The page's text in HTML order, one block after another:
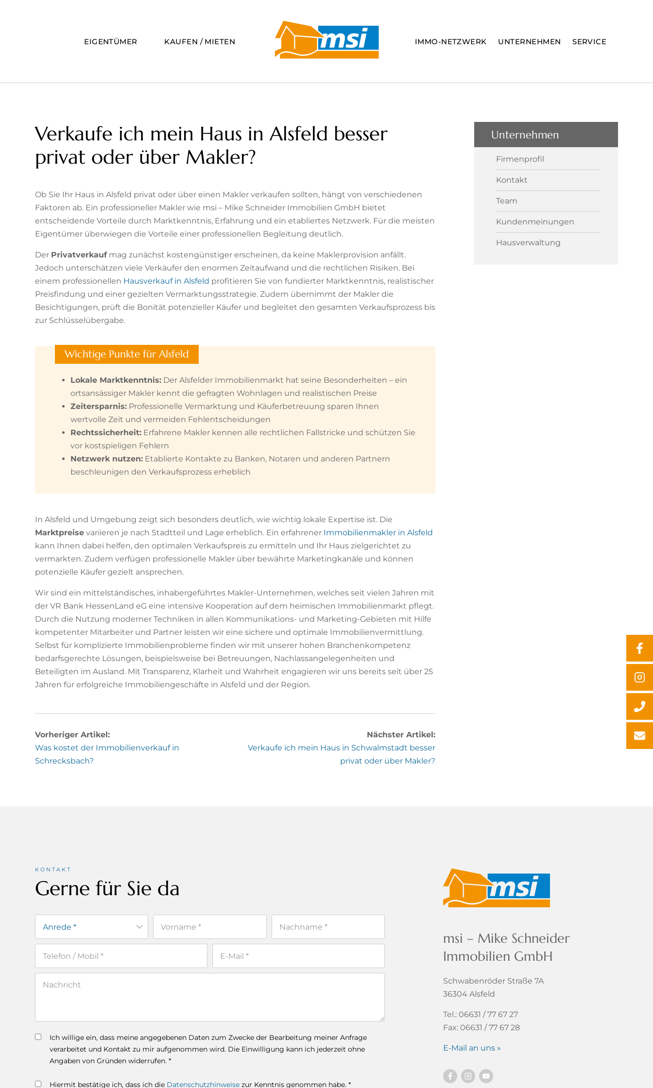
EIGENTÜMER
KAUFEN / MIETEN IMMO-NETZWERK UNTERNEHMEN SERVICE
Verkaufe ich mein Haus in Alsfeld besser
privat oder über Makler?
Ob Sie Ihr Haus in Alsfeld privat oder über einen Makler verkaufen sollten, hängt von verschiedenen
Faktoren ab. Ein professioneller Makler wie msi – Mike Schneider Immobilien GmbH bietet
entscheidende Vorteile durch Marktkenntnis, Erfahrung und ein etabliertes Netzwerk. Für die meisten
Eigentümer überwiegen die Vorteile einer professionellen Begleitung deutlich.
Der Privatverkaufmag zunächst kostengünstiger erscheinen, da keine Maklerprovision anfällt.
Jedoch unterschätzen viele Verkäufer den enormen Zeitaufwand und die rechtlichen Risiken. Bei
einem professionellen Hausverkauf in Alsfeld profitieren Sie von fundierter Marktkenntnis, realistischer
Preisfindung und einer gezielten Vermarktungsstrategie. Zudem übernimmt der Makler die
Besichtigungen, prüft die Bonität potenzieller Käufer und begleitet den gesamten Verkaufsprozess bis
zur Schlüsselübergabe.
Wichtige Punkte für Alsfeld
Lokale Marktkenntnis: Der Alsfelder Immobilienmarkt hat seine Besonderheiten – ein
ortsansässiger Makler kennt die gefragten Wohnlagen und realistischen Preise
Zeitersparnis: Professionelle Vermarktung und Käuferbetreuung sparen Ihnen
wertvolle Zeit und vermeiden Fehlentscheidungen
Rechtssicherheit: Erfahrene Makler kennen alle rechtlichen Fallstricke und schützen Sie
vor kostspieligen Fehlern
Netzwerk nutzen: Etablierte Kontakte zu Banken, Notaren und anderen Partnern
beschleunigen den Verkaufsprozess erheblich
In Alsfeld und Umgebung zeigt sich besonders deutlich, wie wichtig lokale Expertise ist. Die
Marktpreise variieren je nach Stadtteil und Lage erheblich. Ein erfahrener Immobilienmakler in Alsfeld
kann Ihnen dabei helfen, den optimalen Verkaufspreis zu ermitteln und Ihr Haus zielgerichtet zu
vermarkten. Zudem verfügen professionelle Makler über bewährte Marketingkanäle und können
potenzielle Käufer gezielt ansprechen.
Wir sind ein mittelständisches, inhabergeführtes Makler-Unternehmen, welches seit vielen Jahren mit
der VR Bank HessenLand eG eine intensive Kooperation auf dem heimischen Immobilienmarkt pflegt.
Durch die Nutzung moderner Techniken in allen Kommunikations- und Marketing-Gebieten mit Hilfe
kompetenter Mitarbeiter und Partner leisten wir eine sichere und optimale Immobilienvermittlung.
Selbst für komplizierte Immobilienprobleme finden wir mit unserer hohen Branchenkompetenz
bedarfsgerechte Lösungen, beispielsweise bei Betreuungen, Nachlassangelegenheiten und
Beteiligten im Ausland. Mit Transparenz, Klarheit und Wahrheit engagieren wir uns bereits seit über 25
Jahren für erfolgreiche Immobiliengeschäfte in Alsfeld und der Region.
Vorheriger Artikel:
Was kostet der Immobilienverkauf in
Schrecksbach?
Nächster Artikel:
Verkaufe ich mein Haus in Schwalmstadt besser
privat oder über Makler?
Unternehmen
Firmenprofil
Kontakt
Team
Kundenmeinungen
Hausverwaltung
KONTAKT
Gerne für Sie da
Ich willige ein, dass meine angegebenen Daten zum Zwecke der Bearbeitung meiner Anfrage
verarbeitet und Kontakt zu mir aufgenommen wird. Die Einwilligung kann ich jederzeit ohne
Angaben von Gründen widerrufen. *
Hiermit bestätige ich, dass ich die Datenschutzhinweise zur Kenntnis genommen habe. *
msi – Mike Schneider
Immobilien GmbH
Schwabenröder Straße 7A
36304 Alsfeld
Tel.: 06631 / 77 67 27
Fax: 06631 / 77 67 28
E-Mail an uns »